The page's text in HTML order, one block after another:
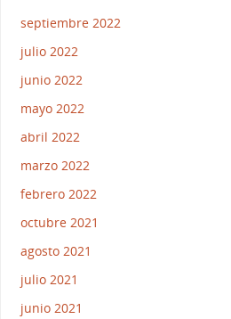
septiembre 2022
julio 2022
junio 2022
mayo 2022
abril 2022
marzo 2022
febrero 2022
octubre 2021
agosto 2021
julio 2021
junio 2021